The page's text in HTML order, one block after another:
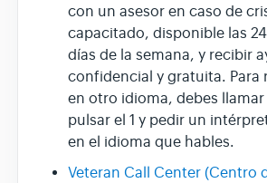
con un asesor en caso de
capacitado, disponible las
días de la semana, y recibir
confidencial y gratuita. Para
en otro idioma, debes
pulsar el 1 y pedir un
en el idioma que hables.
Veteran Call Center (Centro